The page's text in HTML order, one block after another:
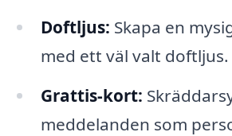
Doftljus: Skapa en
med ett väl valt doftljus.
Grattis-kort:
meddelanden som